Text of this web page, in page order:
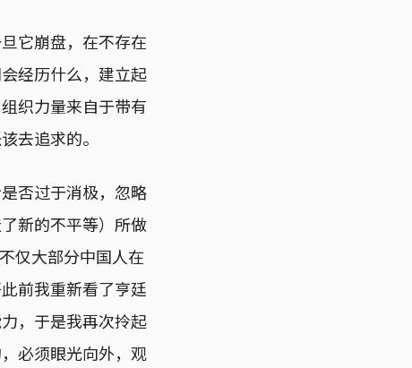
它崩盘，在不存在
经历什么，建立起
织力量来自于带有
去追求的。
否过于消极，忽略
新的不平等）所做
仅大部分中国人在
前我重新看了亨廷
，于是我再次拎起
必须眼光向外，观